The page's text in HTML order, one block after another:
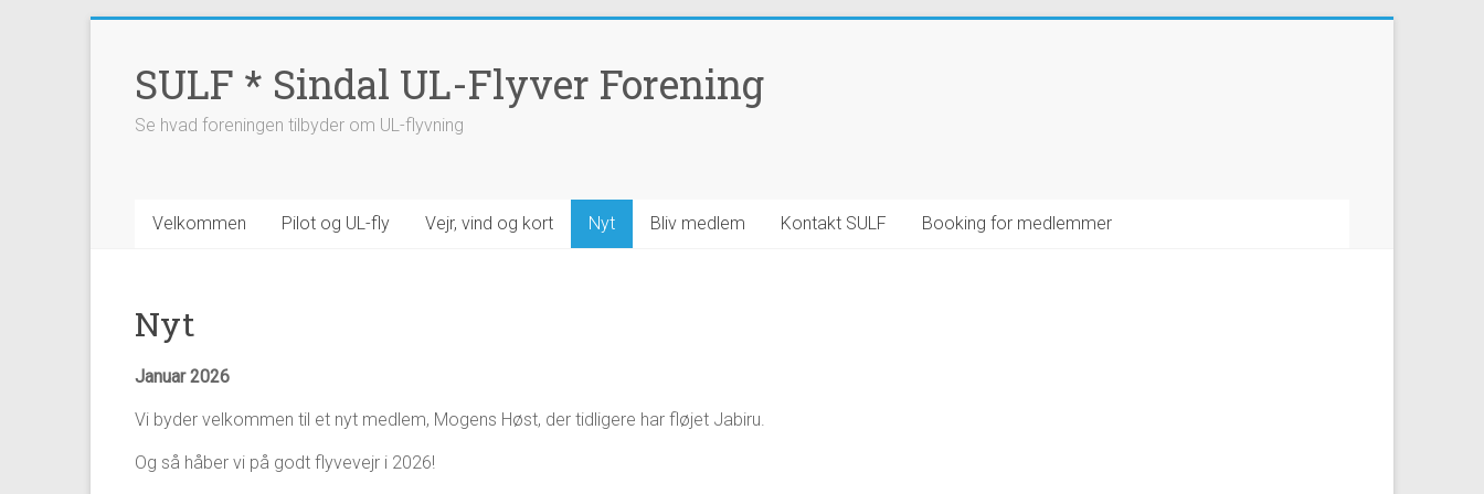
contentSULF * Sindal UL-Flyver Forening
Se hvad foreningen tilbyder om UL-flyvning
Velkommen Pilot og UL-fly Vejr, vind og kort Nyt Bliv medlem Kontakt SULF Booking for medlemmer
Nyt
Januar 2026
Vi byder velkommen til et nyt medlem, Mogens Høst, der tidligere har fløjet Jabiru.
Og så håber vi på godt flyvevejr i 2026!